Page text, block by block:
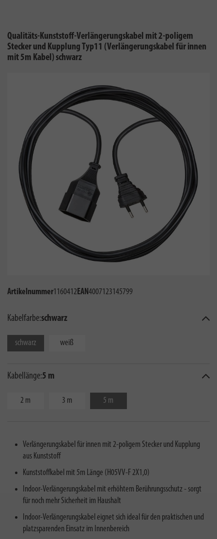
Qualitäts-Kunststoff-Verlängerungskabel mit 2-poligem
Stecker und Kupplung Typ11 (Verlängerungskabel für innen
mit 5m Kabel) schwarz
Artikelnummer1160412EAN4007123145799
Kabelfarbe:schwarz
schwarz weiß
Kabellänge:5 m
2 m 3 m 5 m
Verlängerungskabel für innen mit 2-poligem Stecker und Kupplung
aus Kunststoff
Kunststoffkabel mit 5m Länge (H05VV-F 2X1,0)
Indoor-Verlängerungskabel mit erhöhtem Berührungsschutz - sorgt
für noch mehr Sicherheit im Haushalt
Indoor-Verlängerungskabel eignet sich ideal für den praktischen und
platzsparenden Einsatz im Innenbereich